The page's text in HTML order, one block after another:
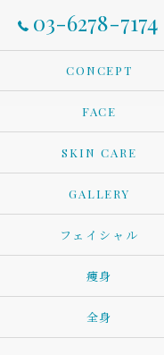
03-6278-7174
CONCEPT
FACE
SKIN CARE
GALLERY
フェイシャル
痩身
全身